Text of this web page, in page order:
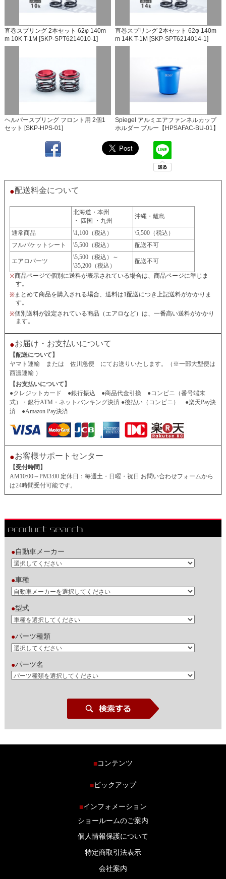
直巻スプリング 2本セット 62φ 140m
m 10K T-1M [SKP-SPT6214010-1]
直巻スプリング 2本セット 62φ 140m
m 14K T-1M [SKP-SPT6214014-1]
ヘルパースプリング フロント用 2個1
セット [SKP-HPS-01]
Spiegel アルミエアファンネルカップ
ホルダー ブルー【HPSAFAC-BU-01】
●配送料金について
北海道・本州
・ 四国 ・九州
沖縄・離島
通常商品 \1,100（税込）
\5,500（税込）
フルバケットシート
\5,500（税込） 配送不可
エアロパーツ
\5,500（税込）～
\35,200（税込）
配送不可
※商品ページで個別に送料が表示されている場合は、商品ページに準じま
す。
※まとめて商品を購入される場合、送料は1配送につき上記送料がかかりま
す。
※個別送料が設定されている商品（エアロなど）は、一番高い送料がかかり
ます。
●お届け・お支払いについて
【配送について】
ヤマト運輸 または 佐川急便 にてお送りいたします。（※一部大型便は
西濃運輸 ）
【お支払いについて】
●クレジットカード ●銀行振込 ●商品代金引換 ●コンビニ（番号端末
式）・銀行ATM・ネットバンキング決済 ●後払い（コンビニ） ●楽天Pay決
済 ●Amazon Pay決済
●お客様サポートセンター
【受付時間】
AM10:00～PM3:00 定休日：毎週土・日曜・祝日 お問い合わせフォームから
は24時間受付可能です。
●自動車メーカー
●車種
●型式
●パーツ種類
●パーツ名
■コンテンツ
商品ラインナップ
ブログ
■ピックアップ
■インフォメーション
ショールームのご案内
個人情報保護について
特定商取引法表示
会社案内